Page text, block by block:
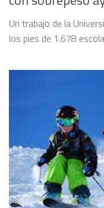
Un trabajo de la
los pies de 1.678